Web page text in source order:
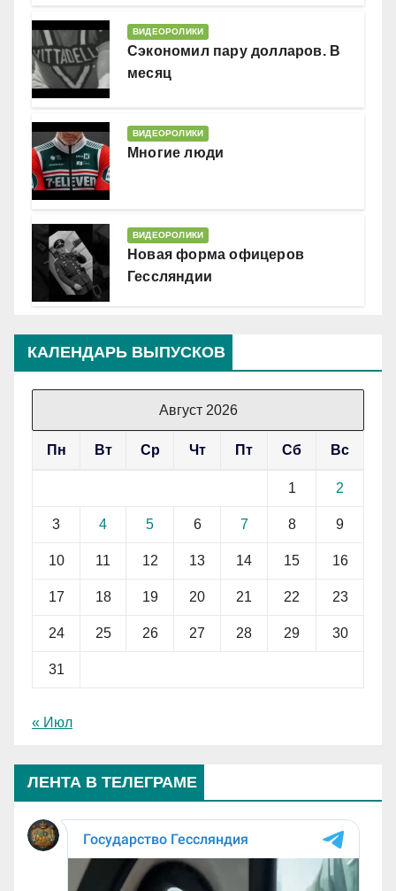
ВИДЕОРОЛИКИ
Сэкономил пару долларов. В
месяц
ВИДЕОРОЛИКИ
Многие люди
ВИДЕОРОЛИКИ
Новая форма офицеров
Гессляндии
КАЛЕНДАРЬ ВЫПУСКОВ
Август 2026
Пн Вт Ср Чт Пт Сб Вс
1 2
3 4 5 6 7 8 9
10 11 12 13 14 15 16
17 18 19 20 21 22 23
24 25 26 27 28 29 30
31
« Июл
ЛЕНТА В ТЕЛЕГРАМЕ